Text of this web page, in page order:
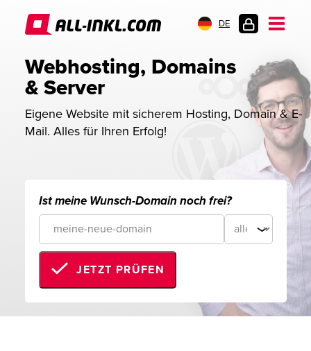
DE
Webhosting, Domains
& Server
Eigene Website mit sicherem Hosting, Domain & E-
Mail. Alles für Ihren Erfolg!
Ist meine Wunsch-Domain noch frei?
JETZT PRÜFEN